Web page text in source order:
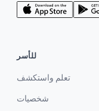
للأسر
تعلم واستكشف
شخصيات